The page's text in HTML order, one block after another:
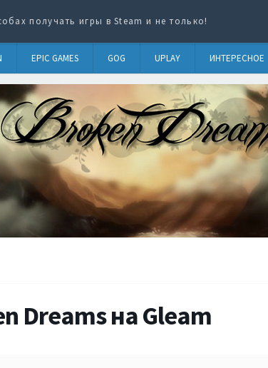
получать игры в Steam и не только!
EPIC GAMES GOG UPLAY ИНТЕРЕСНОЕ
Dreams на Gleam